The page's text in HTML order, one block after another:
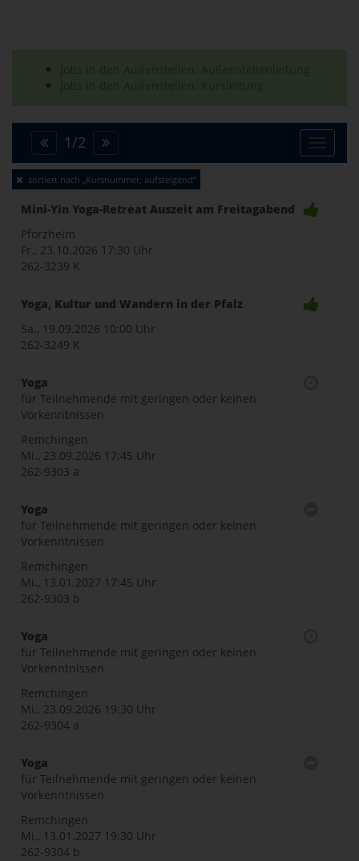
Jobs in den Außenstellen: Außenstellenleitung
Jobs in den Außenstellen: Kursleitung
Toggle
1/2
sortiert nach „Kursnummer, aufsteigend“
Mini-Yin Yoga-Retreat Auszeit am Freitagabend
Pforzheim
Fr., 23.10.2026 17:30 Uhr
262-3239 K
Yoga, Kultur und Wandern in der Pfalz
Sa., 19.09.2026 10:00 Uhr
262-3249 K
Yoga
für Teilnehmende mit geringen oder keinen
Vorkenntnissen
Remchingen
Mi., 23.09.2026 17:45 Uhr
262-9303 a
Yoga
für Teilnehmende mit geringen oder keinen
Vorkenntnissen
Remchingen
Mi., 13.01.2027 17:45 Uhr
262-9303 b
Yoga
für Teilnehmende mit geringen oder keinen
Vorkenntnissen
Remchingen
Mi., 23.09.2026 19:30 Uhr
262-9304 a
Yoga
für Teilnehmende mit geringen oder keinen
Vorkenntnissen
Remchingen
Mi., 13.01.2027 19:30 Uhr
262-9304 b